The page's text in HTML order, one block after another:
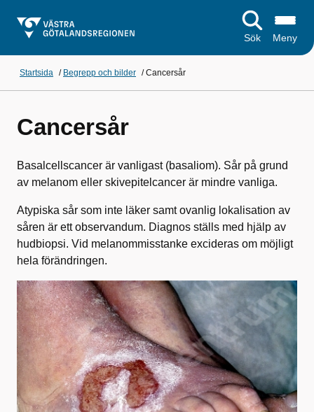
Sök Meny
Startsida / Begrepp och bilder /Cancersår
Cancersår
Basalcellscancer är vanligast (basaliom). Sår på grund
av melanom eller skivepitelcancer är mindre vanliga.
Atypiska sår som inte läker samt ovanlig lokalisation av
såren är ett observandum. Diagnos ställs med hjälp av
hudbiopsi. Vid melanommisstanke excideras om möjligt
hela förändringen.